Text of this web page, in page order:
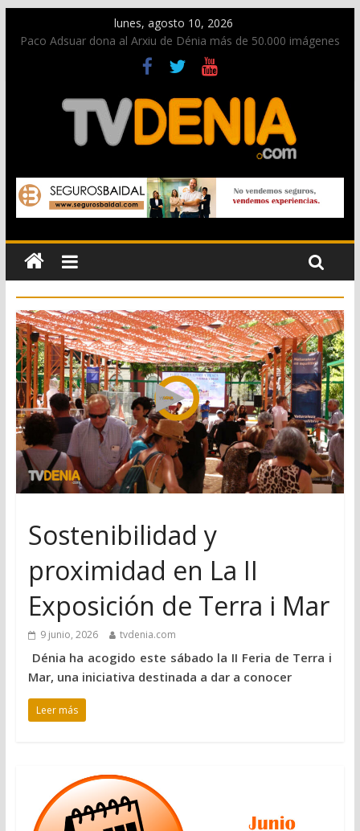
lunes, agosto 10, 2026
Paco Adsuar dona al Arxiu de Dénia más de 50.000 imágenes
de la memoria visual de la ciudad
Nacen las primeras tortugas de Diana y eclosionan otras no
identificadas en la playa de Les Deveses
Dos personas fallecen en un grave accidente en la N-332
entre Benissa y Calp
Una nueva oportunidad para donar sangre en Cruz Roja
El bando moro protagonista en la Segunda Entraeta Festera
Sostenibilidad y
proximidad en La II
Exposición de Terra i Mar
9 junio, 2026 tvdenia.com
Dénia ha acogido este sábado la II Feria de Terra i
Mar, una iniciativa destinada a dar a conocer
Leer más